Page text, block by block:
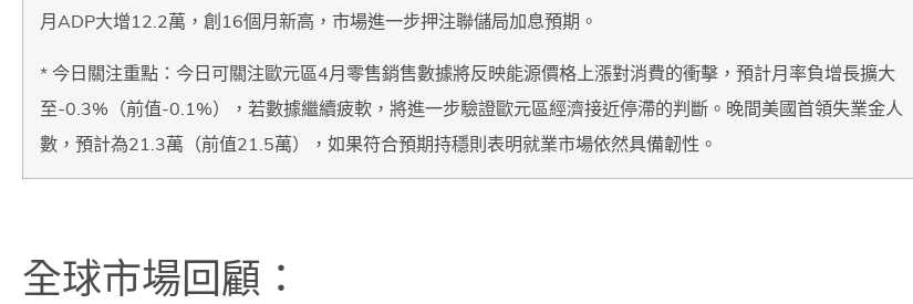
月ADP大增12.2萬，創16個月新高，市場進一步押注聯儲局加息預期。
* 今日關注重點：今日可關注歐元區4月零售銷售數據將反映能源價格上漲對消費的衝擊，預計月率負增長擴大
至-0.3%（前值-0.1%），若數據繼續疲軟，將進一步驗證歐元區經濟接近停滯的判斷。晚間美國首領失業金人
數，預計為21.3萬（前值21.5萬），如果符合預期持穩則表明就業市場依然具備韌性。
全球市場回顧：